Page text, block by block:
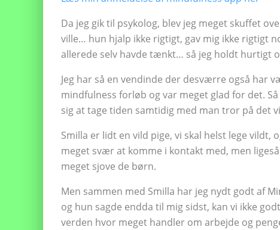
Da jeg gik til psykolog, blev jeg meget skuffet
ville… hun hjalp ikke rigtigt, gav mig ikke rigtigt
allerede selv havde tænkt… så jeg holdt hurtigt
Jeg har så en vendinde der desværre også har
mindfulness forløb og var meget glad for det.
sig at tage tiden samtidig med man tror på det
Smilla er lidt en vild pige, vi skal helst lege
meget svær at komme i kontakt med, men
meget sjove de børn.
Men sammen med Smilla har jeg nydt godt af
og hun sagde endda til mig sidst, kan vi ikke
verden hvor meget handler om arbejde og